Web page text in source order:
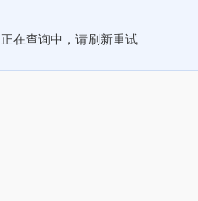
正在查询中，请刷新重试